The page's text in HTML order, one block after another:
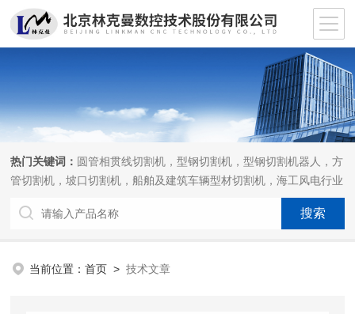
热门关键词： 圆管相贯线切割机，型钢切割机，型钢切割机器人，方
管切割机，坡口切割机，船舶及建筑车辆型材切割机，海工风电行业
当前位置：首页 >技术文章